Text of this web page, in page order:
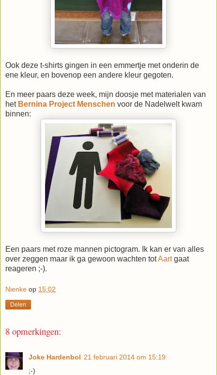
Ook deze t-shirts gingen in een emmertje met onderin de
ene kleur, en bovenop een andere kleur gegoten.
En meer paars deze week, mijn doosje met materialen van
het Bernina Project Menschen voor de Nadelwelt kwam
binnen:
Een paars met roze mannen pictogram. Ik kan er van alles
over zeggen maar ik ga gewoon wachten totAartgaat
reageren ;-).
Nienke op 15:02
Delen
8 opmerkingen:
Joke Hardenbol 21 februari 2014 om 15:19
;-)